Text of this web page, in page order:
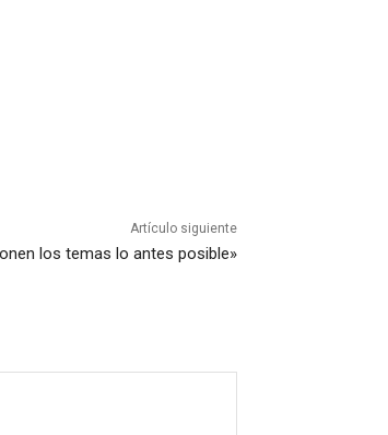
Artículo siguiente
los temas lo antes posible»